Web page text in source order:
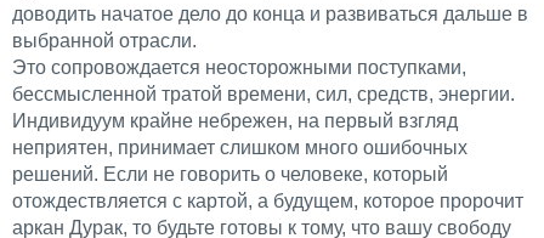
доводить начатое дело до конца и развиваться дальше в
выбранной отрасли.
Это сопровождается неосторожными поступками,
бессмысленной тратой времени, сил, средств, энергии.
Индивидуум крайне небрежен, на первый взгляд
неприятен, принимает слишком много ошибочных
решений. Если не говорить о человеке, который
отождествляется с картой, а будущем, которое пророчит
аркан Дурак, то будьте готовы к тому, что вашу свободу